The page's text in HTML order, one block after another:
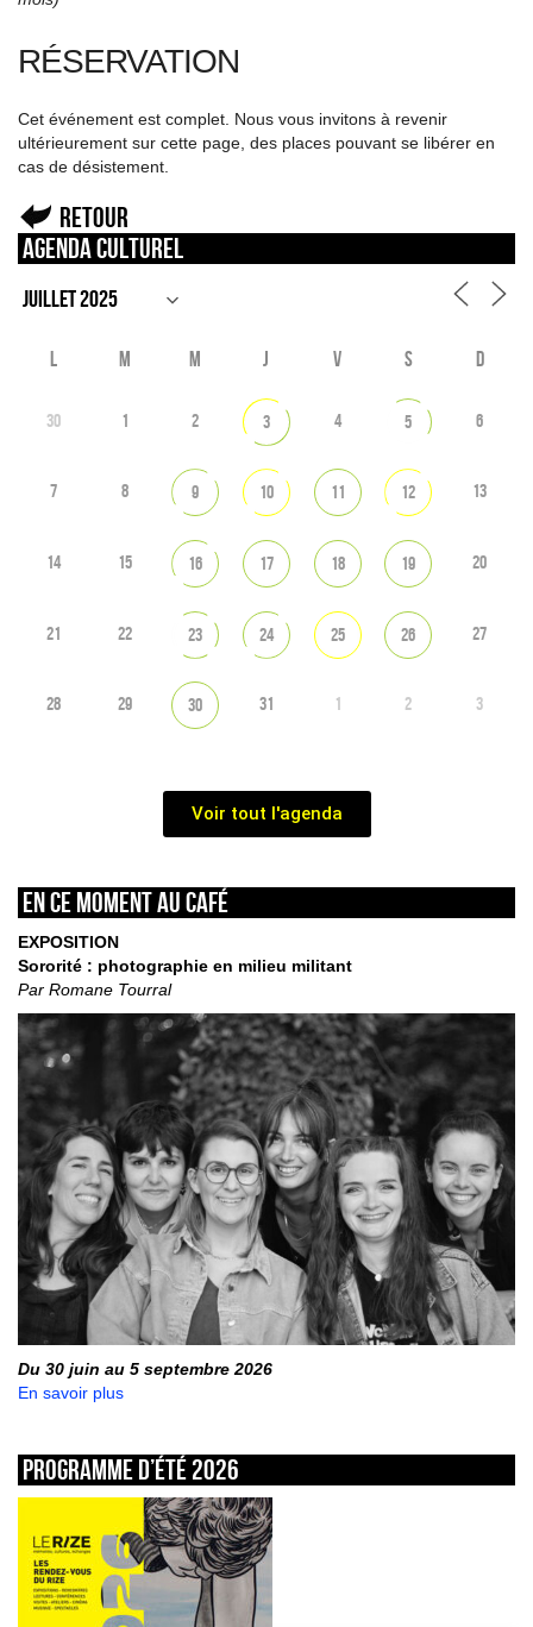
RÉSERVATION
Cet événement est complet. Nous vous invitons à revenir
ultérieurement sur cette page, des places pouvant se libérer en
cas de désistement.
Retour
Agenda culturel
L M M J V S D
30 1 2 3 4 5 6
7 8 9 10 11 12 13
14 15 16 17 18 19 20
21 22 23 24 25 26 27
28 29 30 31 1 2 3
Voir tout l'agenda
En ce moment au café
EXPOSITION
Sororité : photographie en milieu militant
Par Romane Tourral
Du 30 juin au 5 septembre 2026
En savoir plus
Programme d’été 2026